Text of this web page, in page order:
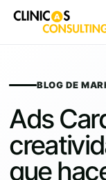
contentBLOG DE
Ads
que